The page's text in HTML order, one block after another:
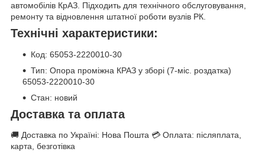
автомобілів КрАЗ. Підходить для технічного обслуговування,
ремонту та відновлення штатної роботи вузлів РК.
Технічні характеристики:
Код: 65053-2220010-30
Тип: Опора проміжна КРАЗ у зборі (7-міс. роздатка)
65053-2220010-30
Стан: новий
Доставка та оплата
🚚 Доставка по Україні: Нова Пошта 💳 Оплата: післяплата,
карта, безготівка